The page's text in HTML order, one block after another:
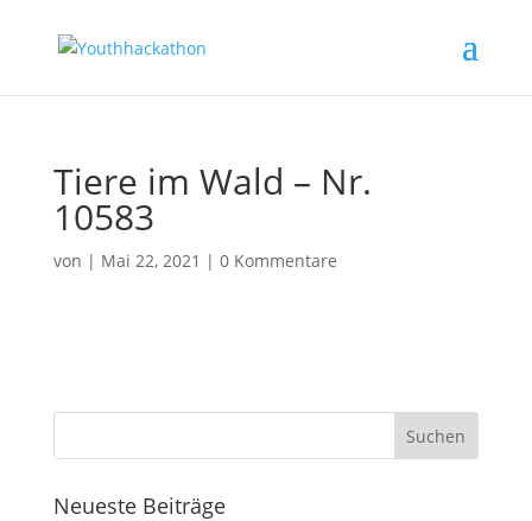
Tiere im Wald – Nr.
10583
von | Mai 22, 2021 | 0 Kommentare
Neueste Beiträge